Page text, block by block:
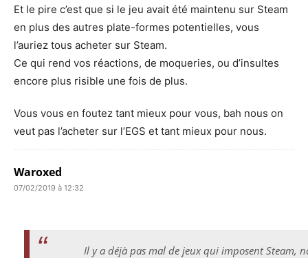
Et le pire c’est que si le jeu avait été maintenu sur Steam
en plus des autres plate-formes potentielles, vous
l’auriez tous acheter sur Steam.
Ce qui rend vos réactions, de moqueries, ou d’insultes
encore plus risible une fois de plus.
Vous vous en foutez tant mieux pour vous, bah nous on
veut pas l’acheter sur l’EGS et tant mieux pour nous.
Waroxed
07/02/2019 à 12:32
Il y a déjà pas mal de jeux qui imposent Steam,